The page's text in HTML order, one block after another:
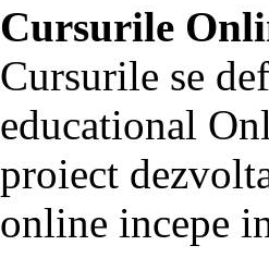
Cursurile
Cursurile se
educational
proiect
online incepe